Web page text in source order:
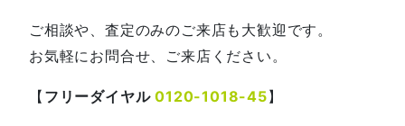
ご相談や、査定のみのご来店も大歓迎です。
お気軽にお問合せ、ご来店ください。
【 フリーダイヤル0120-1018-45】